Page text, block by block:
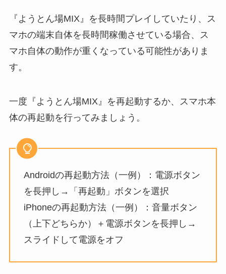
『ようとん場MIX』を長時間プレイしていたり、ス
マホの端末自体を長時間稼働させている場合、ス
マホ自体の動作が重くなっている可能性がありま
す。
一度『ようとん場MIX』を再起動するか、スマホ本
体の再起動を行ってみましょう。
Androidの再起動方法（一例）：電源ボタン
を長押し→「再起動」ボタンを選択
iPhoneの再起動方法（一例）：音量ボタン
（上下どちらか）＋電源ボタンを長押し→
スライドして電源をオフ